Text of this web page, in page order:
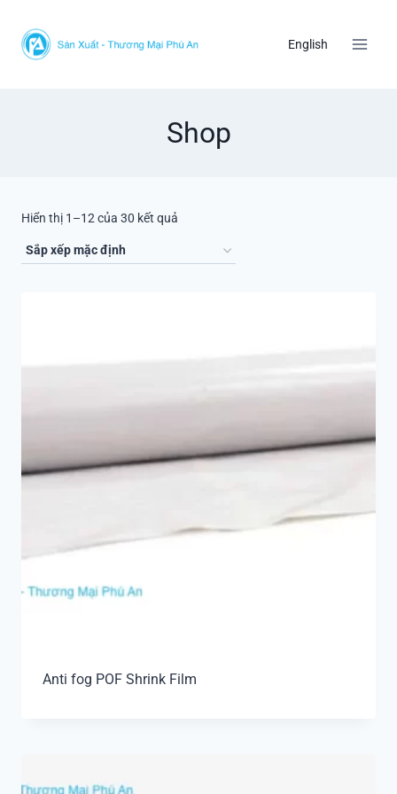
content
English
Shop
Hiển thị 1–12 của 30 kết quả
Anti fog POF Shrink Film